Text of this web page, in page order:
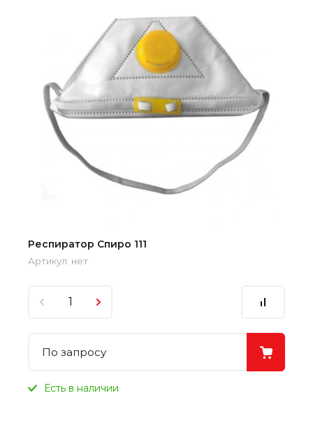
Респиратор Спиро 111
Артикул: нет
По запросу
Есть в наличии